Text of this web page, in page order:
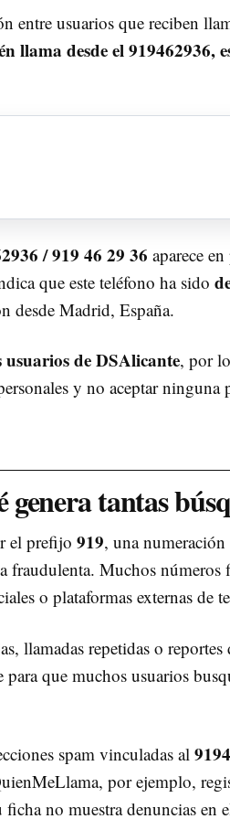
entre usuarios que reciben
llama desde el 919462936,
/ 919 46 29 36 aparece
que este teléfono ha sido
desde Madrid, España.
de DSAlicante, por
y no aceptar ninguna
genera tantas
el prefijo 919, una
Muchos números
o plataformas externas de
llamadas repetidas o
que muchos usuarios
spam vinculadas al
por ejemplo,
no muestra denuncias en